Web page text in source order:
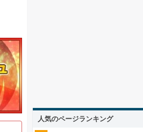
人気のページランキング